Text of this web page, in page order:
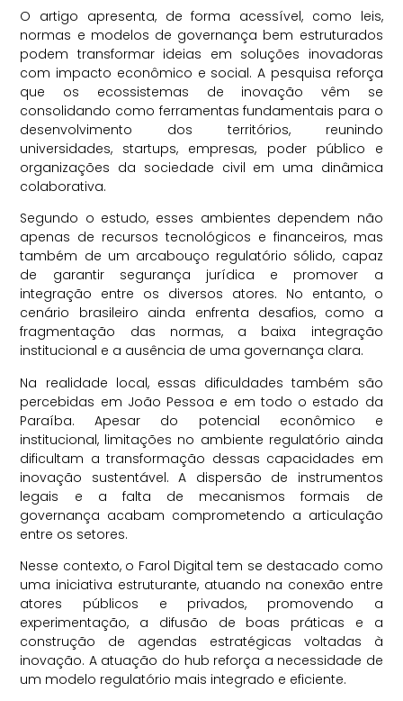
O artigo apresenta, de forma acessível, como leis,
normas e modelos de governança bem estruturados
podem transformar ideias em soluções inovadoras
com impacto econômico e social. A pesquisa reforça
que os ecossistemas de inovação vêm se
consolidando como ferramentas fundamentais para o
desenvolvimento dos territórios, reunindo
universidades, startups, empresas, poder público e
organizações da sociedade civil em uma dinâmica
colaborativa.
Segundo o estudo, esses ambientes dependem não
apenas de recursos tecnológicos e financeiros, mas
também de um arcabouço regulatório sólido, capaz
de garantir segurança jurídica e promover a
integração entre os diversos atores. No entanto, o
cenário brasileiro ainda enfrenta desafios, como a
fragmentação das normas, a baixa integração
institucional e a ausência de uma governança clara.
Na realidade local, essas dificuldades também são
percebidas em João Pessoa e em todo o estado da
Paraíba. Apesar do potencial econômico e
institucional, limitações no ambiente regulatório ainda
dificultam a transformação dessas capacidades em
inovação sustentável. A dispersão de instrumentos
legais e a falta de mecanismos formais de
governança acabam comprometendo a articulação
entre os setores.
Nesse contexto, o Farol Digital tem se destacado como
uma iniciativa estruturante, atuando na conexão entre
atores públicos e privados, promovendo a
experimentação, a difusão de boas práticas e a
construção de agendas estratégicas voltadas à
inovação. A atuação do hub reforça a necessidade de
um modelo regulatório mais integrado e eficiente.